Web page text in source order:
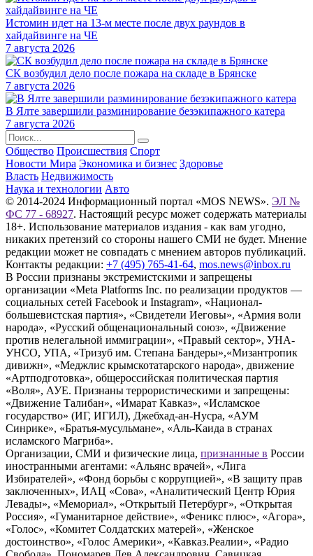
Истомин идет на 13-м месте после двух раундов в
хайдайвинге на ЧЕ
7 августа 2026
СК возбудил дело после пожара на складе в Брянске
7 августа 2026
В Ялте завершили разминирование безэкипажного катера
7 августа 2026
Общество Происшествия Спорт
Новости Мира Экономика и бизнес Здоровье
Власть Недвижимость
Наука и технологии Авто
© 2014-2024 Информационный портал «MOS NEWS». ЭЛ №
ФС 77 - 68927. Настоящий ресурс может содержать материалы
18+. Использование материалов издания - как вам угодно,
никаких претензий со стороны нашего СМИ не будет. Мнение
редакции может не совпадать с мнением авторов публикаций.
Контакты редакции: +7 (495) 765-41-64, mos.news@inbox.ru
В России признаны экстремистскими и запрещены
организации «Meta Platforms Inc. по реализации продуктов —
социальных сетей Facebook и Instagram», «Национал-
большевистская партия», «Свидетели Иеговы», «Армия воли
народа», «Русский общенациональный союз», «Движение
против нелегальной иммиграции», «Правый сектор», УНА-
УНСО, УПА, «Тризуб им. Степана Бандеры»,«Мизантропик
дивижн», «Меджлис крымскотатарского народа», движение
«Артподготовка», общероссийская политическая партия
«Воля», АУЕ. Признаны террористическими и запрещены:
«Движение Талибан», «Имарат Кавказ», «Исламское
государство» (ИГ, ИГИЛ), Джебхад-ан-Нусра, «АУМ
Синрике», «Братья-мусульмане», «Аль-Каида в странах
исламского Магриба».
Организации, СМИ и физические лица, признанные в России
иностранными агентами: «Альянс врачей», «Лига
Избирателей», «Фонд борьбы с коррупцией», «В защиту прав
заключенных», ИАЦ «Сова», «Аналитический Центр Юрия
Левады», «Мемориал», «Открытый Петербург», «Открытая
Россия», «Гуманитарное действие», «Феникс плюс», «Агора»,
«Голос», «Комитет Солдатских матерей», «Женское
достоинство», «Голос Америки», «Кавказ.Реалии», «Радио